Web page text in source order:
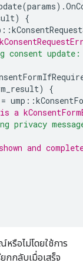
(params).
)
{
::
consent update:
)
{
ump ::
privacy
and
หรือไม่โดยใช้การ
กกลับเมื่อเสร็จ